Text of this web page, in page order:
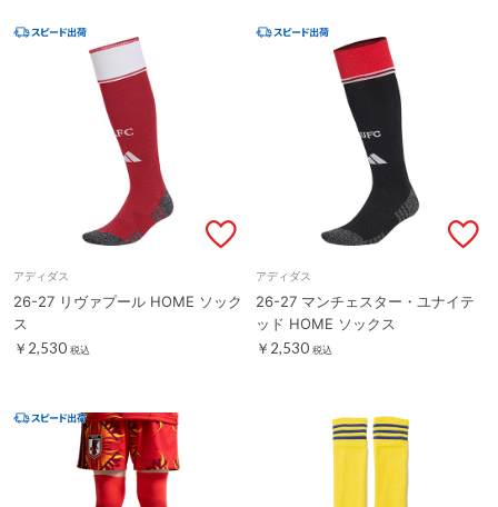
アディダス
26-27 リヴァプール HOME ソック
ス
￥2,530 税込
アディダス
26-27 マンチェスター・ユナイテ
ッド HOME ソックス
￥2,530 税込